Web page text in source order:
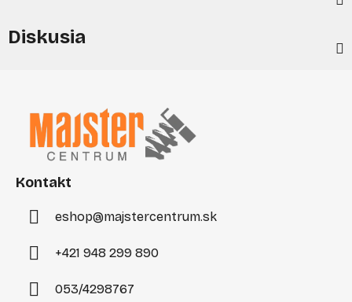
Diskusia
Kontakt
eshop@majstercentrum.sk
+421 948 299 890
053/4298767